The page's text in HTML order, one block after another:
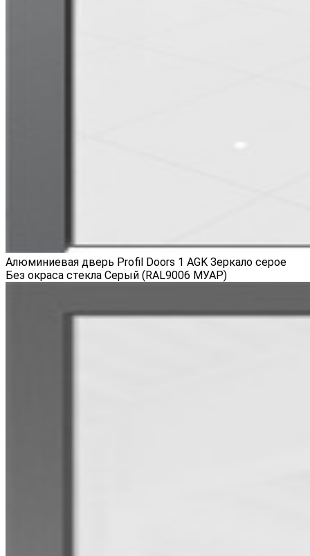
Алюминиевая дверь Profil Doors 1 AGK Зеркало серое
Без окраса стекла Серый (RAL9006 МУАР)